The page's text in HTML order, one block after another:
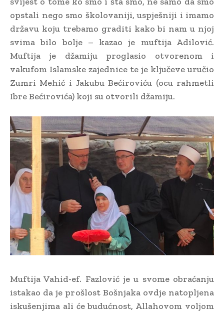
opstali nego smo školovaniji, uspješniji i imamo
državu koju trebamo graditi kako bi nam u njoj
svima bilo bolje – kazao je muftija Adilović.
Muftija je džamiju proglasio otvorenom i
vakufom Islamske zajednice te je ključeve uručio
Zumri Mehić i Jakubu Bećiroviću (ocu rahmetli
Ibre Bećirovića) koji su otvorili džamiju.
Muftija Vahid-ef. Fazlović je u svome obraćanju
istakao da je prošlost Bošnjaka ovdje natopljena
iskušenjima ali će budućnost, Allahovom voljom